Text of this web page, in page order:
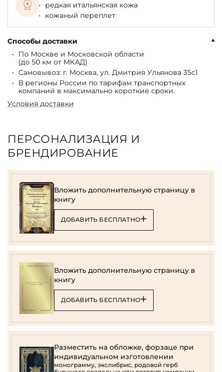
редкая итальянская кожа
кожаный переплет
Способы доставки
По Москве и Московской области
(до 50 км от МКАД)
Самовывоз: г. Москва, ул. Дмитрия Ульянова 35с1
В регионы России по тарифам транспортных
компаний в максимально короткие сроки.
Условия доставки
ПЕРСОНАЛИЗАЦИЯ И
БРЕНДИРОВАНИЕ
Вложить дополнительную страницу в
книгу
ДОБАВИТЬ БЕСПЛАТНО
Вложить дополнительную страницу в
книгу
ДОБАВИТЬ БЕСПЛАТНО
Разместить на обложке, форзаце при
индивидуальном изготовлении
монограмму, экслибрис, родовой герб